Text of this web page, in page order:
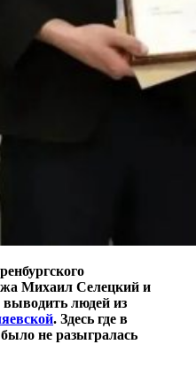
Михаил Селецкий и
людей из
. Здесь где в
не разыгралась